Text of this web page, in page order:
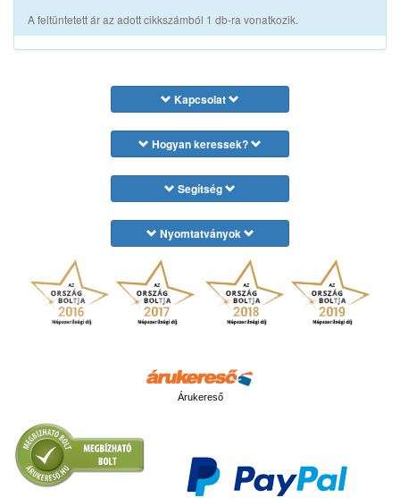
A feltüntetett ár az adott cikkszámból 1 db-ra vonatkozik.
Kapcsolat
Hogyan keressek?
Segítség
Nyomtatványok
Árukereső